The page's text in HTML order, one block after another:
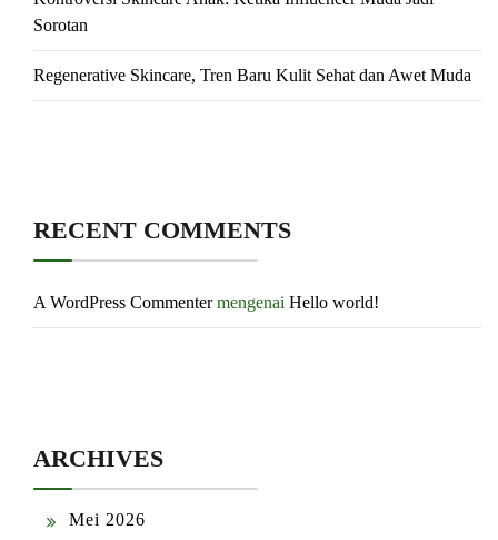
Sorotan
Regenerative Skincare, Tren Baru Kulit Sehat dan Awet Muda
RECENT COMMENTS
A WordPress Commentermengenai Hello world!
ARCHIVES
Mei 2026